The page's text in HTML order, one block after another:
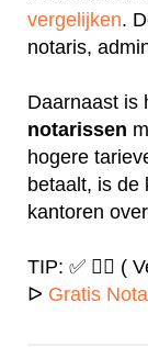
vergelijken.
notaris,
Daarnaast is
notarissen
hogere
betaalt, is de
kantoren
TIP: ✅ ✍🏻 (
ᐅ Gratis